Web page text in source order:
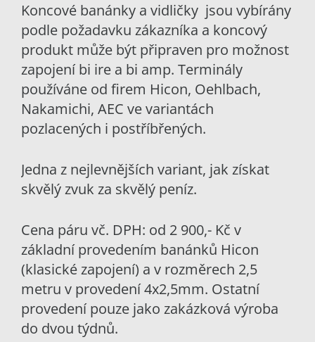
Koncové banánky a vidličky jsou vybírány
podle požadavku zákazníka a koncový
produkt může být připraven pro možnost
zapojení bi ire a bi amp. Terminály
používáne od firem Hicon, Oehlbach,
Nakamichi, AEC ve variantách
pozlacených i postříbřených.
Jedna z nejlevnějších variant, jak získat
skvělý zvuk za skvělý peníz.
Cena páru vč. DPH: od 2 900,- Kč v
základní provedením banánků Hicon
(klasické zapojení) a v rozměrech 2,5
metru v provedení 4x2,5mm. Ostatní
provedení pouze jako zakázková výroba
do dvou týdnů.